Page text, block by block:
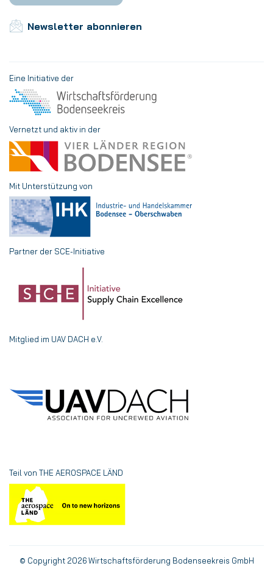
Newsletter abonnieren
Eine Initiative der
Vernetzt und aktiv in der
Mit Unterstützung von
Partner der SCE-Initiative
Mitglied im UAV DACH e.V.
Teil von THE AEROSPACE LÄND
© Copyright 2026 Wirtschaftsförderung Bodenseekreis GmbH